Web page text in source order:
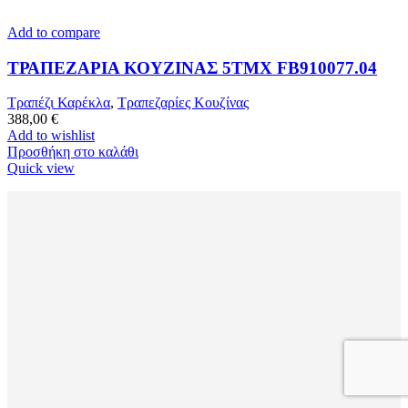
Add to compare
ΤΡΑΠΕΖΑΡΙΑ ΚΟΥΖΙΝΑΣ 5ΤΜΧ FB910077.04
Τραπέζι Καρέκλα, Τραπεζαρίες Κουζίνας
388,00 €
Add to wishlist
Προσθήκη στο καλάθι
Quick view